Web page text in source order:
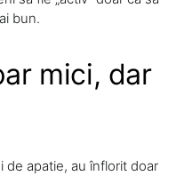
bun.
mici, dar
de apatie, au înflorit doar